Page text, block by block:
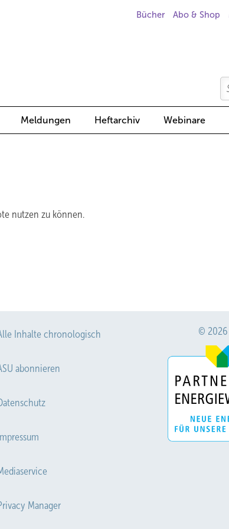
Bücher Abo & Shop
Meldungen Heftarchiv Webinare
nutzen zu können.
Inhalte chronologisch
abonnieren
Impressum
Manager
© 2026